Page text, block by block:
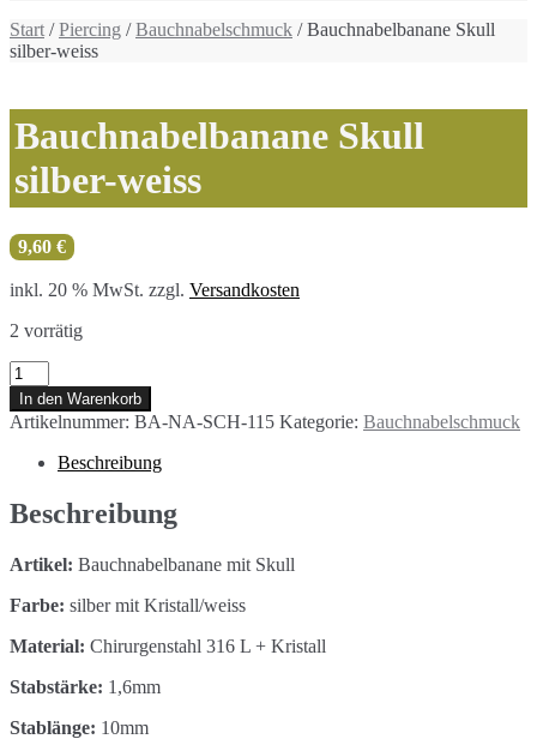
Start /Piercing /Bauchnabelschmuck / Bauchnabelbanane Skull
silber-weiss
Bauchnabelbanane Skull
silber-weiss
9,60 €
inkl. 20 % MwSt. zzgl. Versandkosten
2 vorrätig
Bauchnabelbanane
Skull
silber-
weiss
Menge
In den Warenkorb
Artikelnummer: BA-NA-SCH-115 Kategorie: Bauchnabelschmuck
Beschreibung
Beschreibung
Artikel: Bauchnabelbanane mit Skull
Farbe: silber mit Kristall/weiss
Material: Chirurgenstahl 316 L + Kristall
Stabstärke: 1,6mm
Stablänge: 10mm